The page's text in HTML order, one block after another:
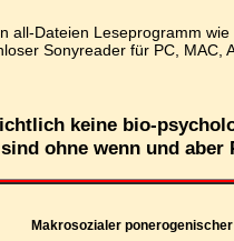
all-Dateien Leseprogramm
Sonyreader für PC, MAC,
keine bio-
ohne wenn und aber
Makrosozialer